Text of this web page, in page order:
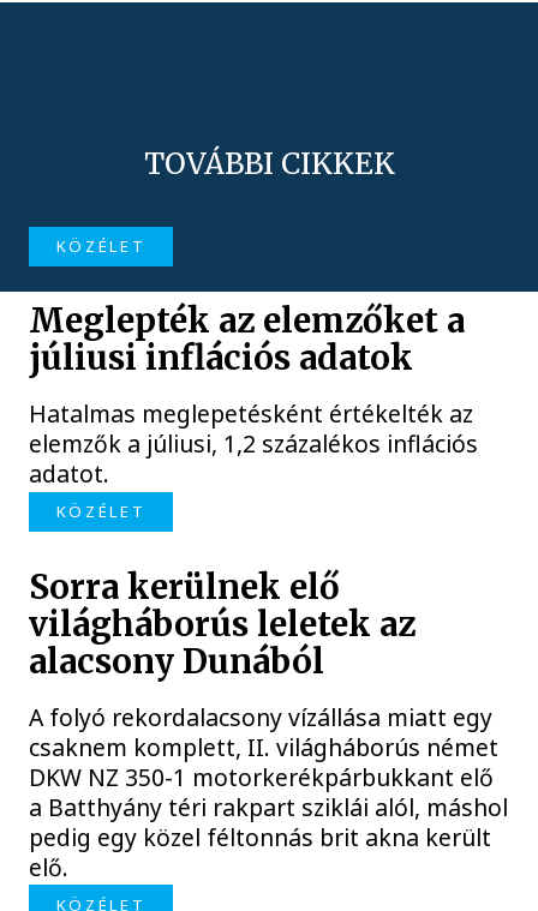
TOVÁBBI CIKKEK
KÖZÉLET
Meglepték az elemzőket a
júliusi inflációs adatok
Hatalmas meglepetésként értékelték az
elemzők a júliusi, 1,2 százalékos inflációs
adatot.
KÖZÉLET
Sorra kerülnek elő
világháborús leletek az
alacsony Dunából
A folyó rekordalacsony vízállása miatt egy
csaknem komplett, II. világháborús német
DKW NZ 350-1 motorkerékpárbukkant elő
a Batthyány téri rakpart sziklái alól, máshol
pedig egy közel féltonnás brit akna került
elő.
KÖZÉLET